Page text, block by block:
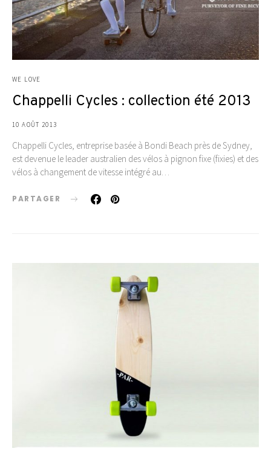
WE LOVE
Chappelli Cycles : collection été 2013
10 AOÛT 2013
Chappelli Cycles, entreprise basée à Bondi Beach près de Sydney,
est devenue le leader australien des vélos à pignon fixe (fixies) et des
vélos à changement de vitesse intégré au…
PARTAGER